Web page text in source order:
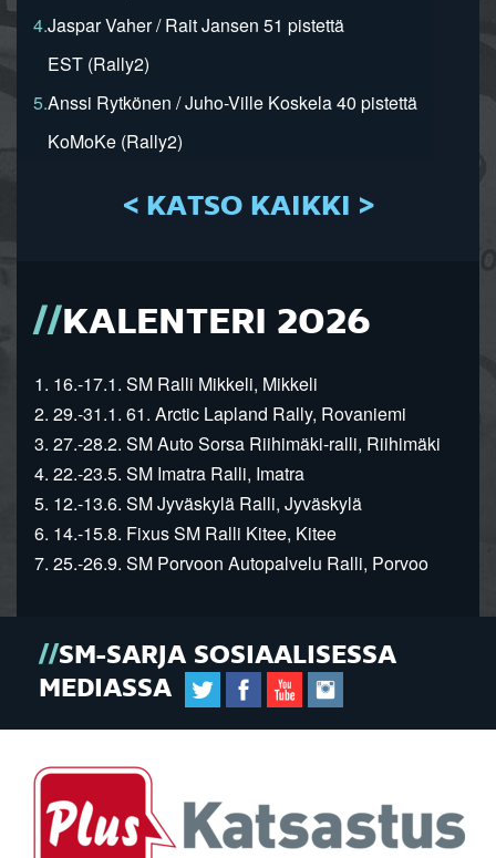
4.Jaspar Vaher / Rait Jansen 51 pistettä
EST (Rally2)
5.Anssi Rytkönen / Juho-Ville Koskela 40 pistettä
KoMoKe (Rally2)
< KATSO KAIKKI >
KALENTERI 2026
1. 16.-17.1. SM Ralli Mikkeli, Mikkeli
2. 29.-31.1. 61. Arctic Lapland Rally, Rovaniemi
3. 27.-28.2. SM Auto Sorsa Riihimäki-ralli, Riihimäki
4. 22.-23.5. SM Imatra Ralli, Imatra
5. 12.-13.6. SM Jyväskylä Ralli, Jyväskylä
6. 14.-15.8. Fixus SM Ralli Kitee, Kitee
7. 25.-26.9. SM Porvoon Autopalvelu Ralli, Porvoo
SM-SARJA SOSIAALISESSA
MEDIASSA